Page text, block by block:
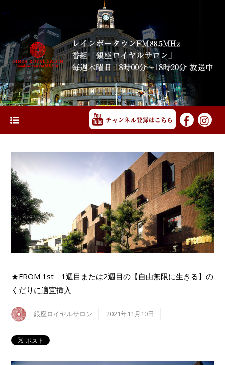
★FROM 1st 1週目または2週目の【自由無限に生きる】の
くだりに適宜挿入
銀座ロイヤルサロン 2021年11月10日